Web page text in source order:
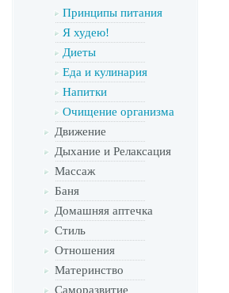
Принципы питания
Я худею!
Диеты
Еда и кулинария
Напитки
Очищение организма
Движение
Дыхание и Релаксация
Массаж
Баня
Домашняя аптечка
Стиль
Отношения
Материнство
Саморазвитие